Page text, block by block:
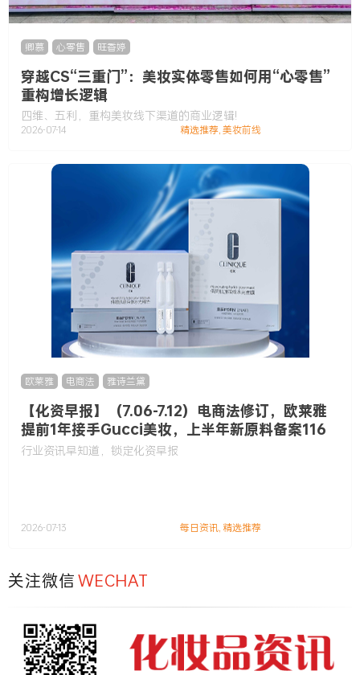
卿慕 心零售 旺香婷
穿越CS“三重门”：美妆实体零售如何用“心零售”
重构增长逻辑
四维、五利，重构美妆线下渠道的商业逻辑!
2026-07-14 精选推荐,美妆前线
欧莱雅 电商法 雅诗兰黛
【化资早报】（7.06-7.12）电商法修订，欧莱雅
提前1年接手Gucci美妆，上半年新原料备案116
款……
行业资讯早知道，锁定化资早报
2026-07-13 每日资讯,精选推荐
关注微信WECHAT